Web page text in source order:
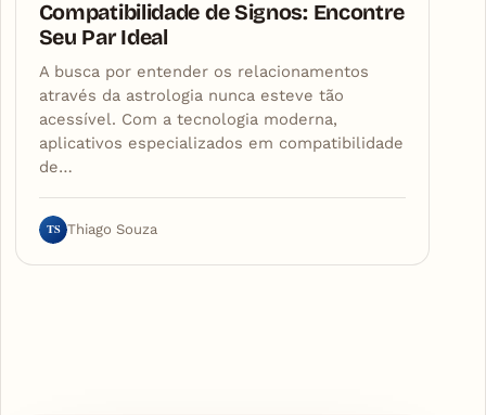
Compatibilidade de Signos: Encontre
Seu Par Ideal
A busca por entender os relacionamentos
através da astrologia nunca esteve tão
acessível. Com a tecnologia moderna,
aplicativos especializados em compatibilidade
de…
TS Thiago Souza